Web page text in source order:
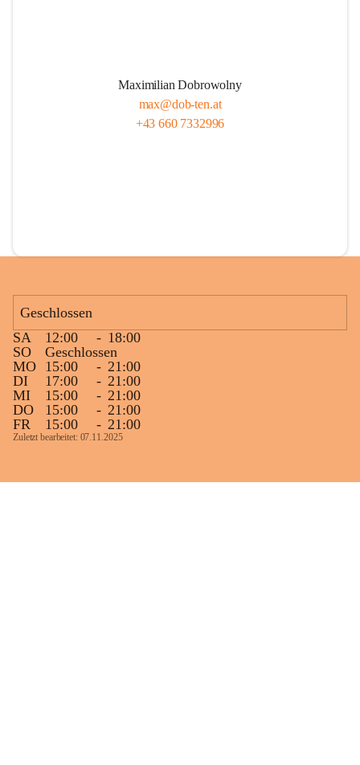
Maximilian Dobrowolny
max@dob-ten.at
+43 660 7332996
Geschlossen
SA
12:00 - 18:00
SO
Geschlossen
MO 15:00 - 21:00
DI
17:00 - 21:00
MI
15:00 - 21:00
DO
15:00 - 21:00
FR
15:00 - 21:00
Zuletzt bearbeitet: 07.11.2025